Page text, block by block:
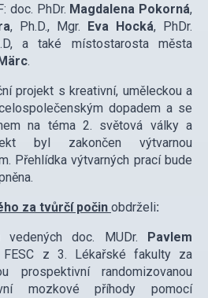
doc. PhDr. Magdalena Pokorná,
, Ph.D., Mgr. Eva Hocká, PhDr.
a také místostarosta města
.
projekt s kreativní, uměleckou a
dopadem a se
na téma 2. světová války a
byl zakončen výtvarnou
Přehlídka výtvarných prací bude
za tvůrčí počin obdrželi:
vedených doc. MUDr. Pavlem
z 3. Lékařské fakulty za
prospektivní randomizovanou
mozkové příhody pomocí